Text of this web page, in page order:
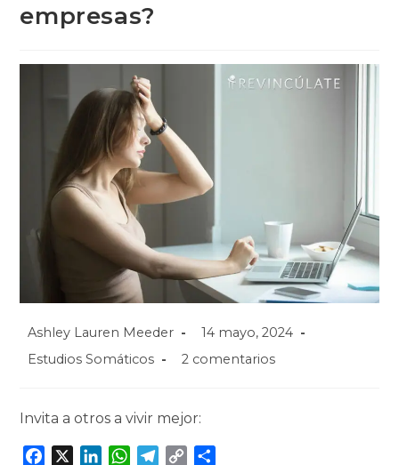
empresas?
Ashley Lauren Meeder
14 mayo, 2024
Estudios Somáticos
2 comentarios
Invita a otros a vivir mejor:
W